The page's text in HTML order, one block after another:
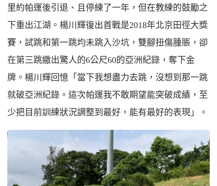
里約帕運後引退、且停練了一年，但在教練的鼓勵之
下重出江湖。楊川輝復出首戰是2018年北京田徑大獎
賽，試跳和第一跳均未跳入沙坑，雙腳扭傷腫脹，卻
在第三跳繳出驚人的6公尺60的亞洲紀錄，奪下金
牌。楊川輝回憶「當下我想盡力去跳，沒想到那一跳
就破亞洲紀錄。這次帕運我不敢期望能突破成績，至
少把目前訓練狀況調整到最好，能有最好的表現」。